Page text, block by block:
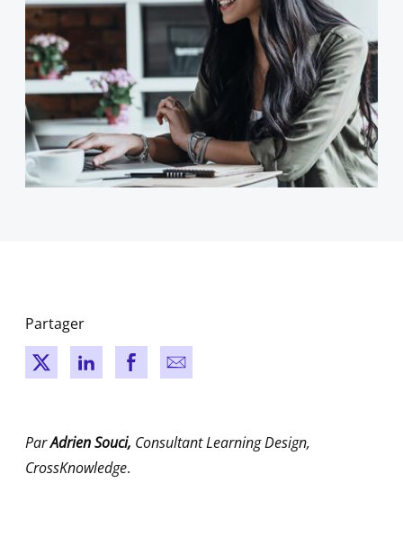
Partager
New windowNew window
New windowNew window
ParAdrien Souci, Consultant Learning Design,
CrossKnowledge.